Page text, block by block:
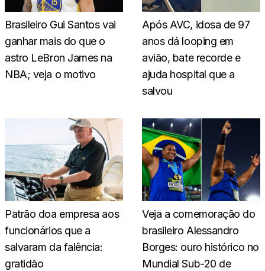
Brasileiro Gui Santos vai
ganhar mais do que o
astro LeBron James na
NBA; veja o motivo
Após AVC, idosa de 97
anos dá looping em
avião, bate recorde e
ajuda hospital que a
salvou
Patrão doa empresa aos
funcionários que a
salvaram da falência:
gratidão
Veja a comemoração do
brasileiro Alessandro
Borges: ouro histórico no
Mundial Sub-20 de